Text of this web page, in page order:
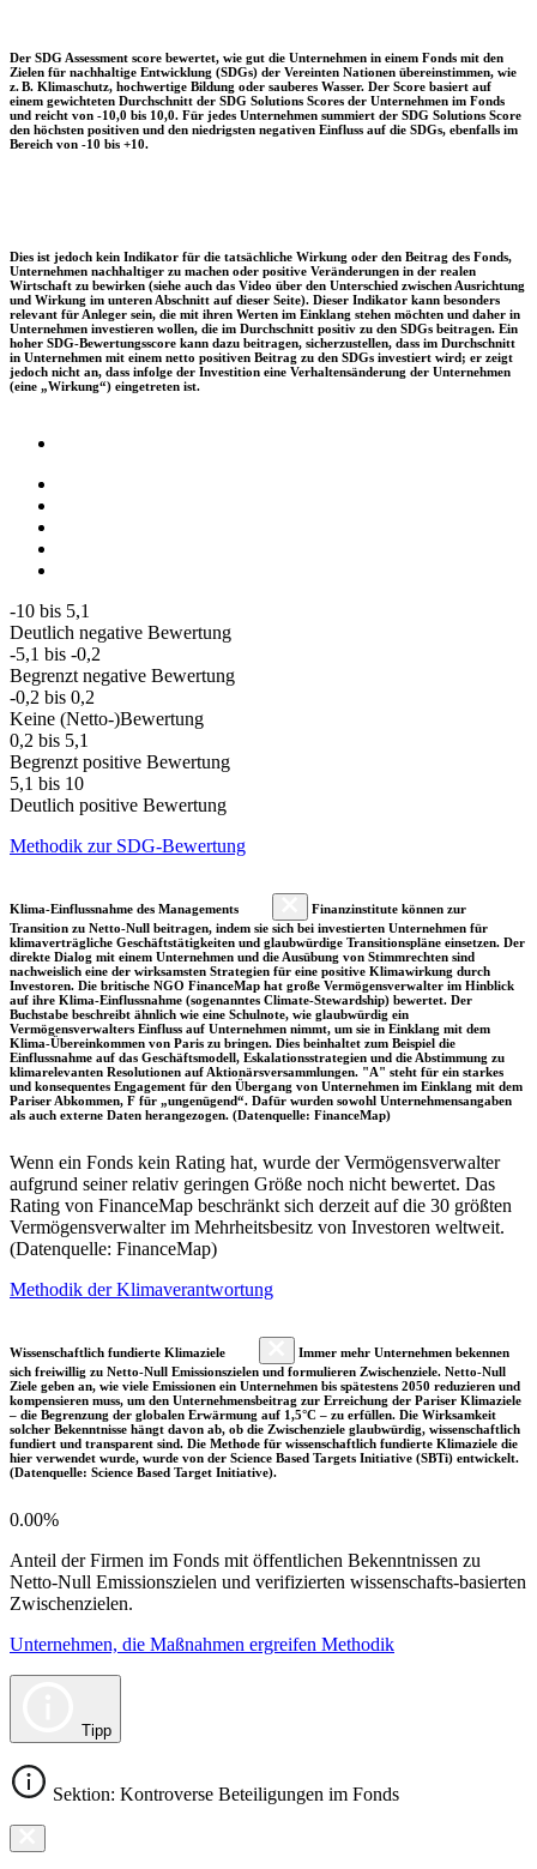
Der SDG Assessment score bewertet, wie gut die Unternehmen in einem Fonds mit den
Zielen für nachhaltige Entwicklung (SDGs) der Vereinten Nationen übereinstimmen, wie
z. B. Klimaschutz, hochwertige Bildung oder sauberes Wasser. Der Score basiert auf
einem gewichteten Durchschnitt der SDG Solutions Scores der Unternehmen im Fonds
und reicht von -10,0 bis 10,0. Für jedes Unternehmen summiert der SDG Solutions Score
den höchsten positiven und den niedrigsten negativen Einfluss auf die SDGs, ebenfalls im
Bereich von -10 bis +10.
Dies ist jedoch kein Indikator für die tatsächliche Wirkung oder den Beitrag des Fonds,
Unternehmen nachhaltiger zu machen oder positive Veränderungen in der realen
Wirtschaft zu bewirken (siehe auch das Video über den Unterschied zwischen Ausrichtung
und Wirkung im unteren Abschnitt auf dieser Seite). Dieser Indikator kann besonders
relevant für Anleger sein, die mit ihren Werten im Einklang stehen möchten und daher in
Unternehmen investieren wollen, die im Durchschnitt positiv zu den SDGs beitragen. Ein
hoher SDG-Bewertungsscore kann dazu beitragen, sicherzustellen, dass im Durchschnitt
in Unternehmen mit einem netto positiven Beitrag zu den SDGs investiert wird; er zeigt
jedoch nicht an, dass infolge der Investition eine Verhaltensänderung der Unternehmen
(eine „Wirkung“) eingetreten ist.
-10 bis 5,1
Deutlich negative Bewertung
-5,1 bis -0,2
Begrenzt negative Bewertung
-0,2 bis 0,2
Keine (Netto-)Bewertung
0,2 bis 5,1
Begrenzt positive Bewertung
5,1 bis 10
Deutlich positive Bewertung
Methodik zur SDG-Bewertung
Klima-Einflussnahme des Managements
Finanzinstitute können zur
Transition zu Netto-Null beitragen, indem sie sich bei investierten Unternehmen für
klimaverträgliche Geschäftstätigkeiten und glaubwürdige Transitionspläne einsetzen. Der
direkte Dialog mit einem Unternehmen und die Ausübung von Stimmrechten sind
nachweislich eine der wirksamsten Strategien für eine positive Klimawirkung durch
Investoren. Die britische NGO FinanceMap hat große Vermögensverwalter im Hinblick
auf ihre Klima-Einflussnahme (sogenanntes Climate-Stewardship) bewertet. Der
Buchstabe beschreibt ähnlich wie eine Schulnote, wie glaubwürdig ein
Vermögensverwalters Einfluss auf Unternehmen nimmt, um sie in Einklang mit dem
Klima-Übereinkommen von Paris zu bringen. Dies beinhaltet zum Beispiel die
Einflussnahme auf das Geschäftsmodell, Eskalationsstrategien und die Abstimmung zu
klimarelevanten Resolutionen auf Aktionärsversammlungen. "A" steht für ein starkes
und konsequentes Engagement für den Übergang von Unternehmen im Einklang mit dem
Pariser Abkommen, F für „ungenügend“. Dafür wurden sowohl Unternehmensangaben
als auch externe Daten herangezogen. (Datenquelle: FinanceMap)
Wenn ein Fonds kein Rating hat, wurde der Vermögensverwalter
aufgrund seiner relativ geringen Größe noch nicht bewertet. Das
Rating von FinanceMap beschränkt sich derzeit auf die 30 größten
Vermögensverwalter im Mehrheitsbesitz von Investoren weltweit.
(Datenquelle: FinanceMap)
Methodik der Klimaverantwortung
Wissenschaftlich fundierte Klimaziele
Immer mehr Unternehmen bekennen
sich freiwillig zu Netto-Null Emissionszielen und formulieren Zwischenziele. Netto-Null
Ziele geben an, wie viele Emissionen ein Unternehmen bis spätestens 2050 reduzieren und
kompensieren muss, um den Unternehmensbeitrag zur Erreichung der Pariser Klimaziele
– die Begrenzung der globalen Erwärmung auf 1,5°C – zu erfüllen. Die Wirksamkeit
solcher Bekenntnisse hängt davon ab, ob die Zwischenziele glaubwürdig, wissenschaftlich
fundiert und transparent sind. Die Methode für wissenschaftlich fundierte Klimaziele die
hier verwendet wurde, wurde von der Science Based Targets Initiative (SBTi) entwickelt.
(Datenquelle: Science Based Target Initiative).
0.00%
Anteil der Firmen im Fonds mit öffentlichen Bekenntnissen zu
Netto-Null Emissionszielen und verifizierten wissenschafts-basierten
Zwischenzielen.
Unternehmen, die Maßnahmen ergreifen Methodik
Tipp
Sektion: Kontroverse Beteiligungen im Fonds